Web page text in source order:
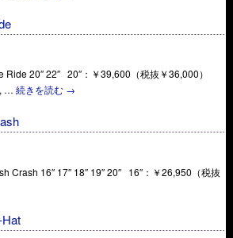
20″ 22″ 20″：￥39,600（税抜￥36,000）
…続きを読む →
Crash 16″ 17″ 18″ 19″ 20″ 16″：￥26,950（税抜